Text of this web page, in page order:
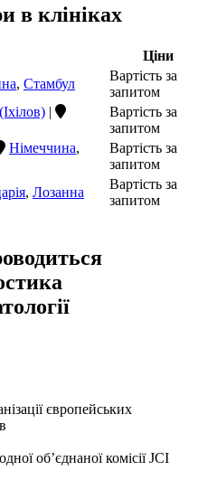
в клініках
Ціни
, Стамбул
Вартість за
запитом
|
Вартість за
запитом
Німеччина,
Вартість за
запитом
, Лозанна
Вартість за
запитом